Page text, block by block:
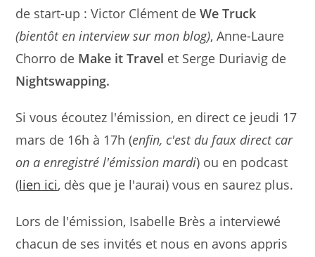
de start-up : Victor Clément deWe Truck
(bientôt en interview sur mon blog), Anne-Laure
Chorro de Make it Travel et Serge Duriavig de
Nightswapping.
Si vous écoutez l'émission, en direct ce jeudi 17
mars de 16h à 17h (enfin, c'est du faux direct car
on a enregistré l'émission mardi) ou en podcast
(lien ici, dès que je l'aurai) vous en saurez plus.
Lors de l'émission, Isabelle Brès a interviewé
chacun de ses invités et nous en avons appris